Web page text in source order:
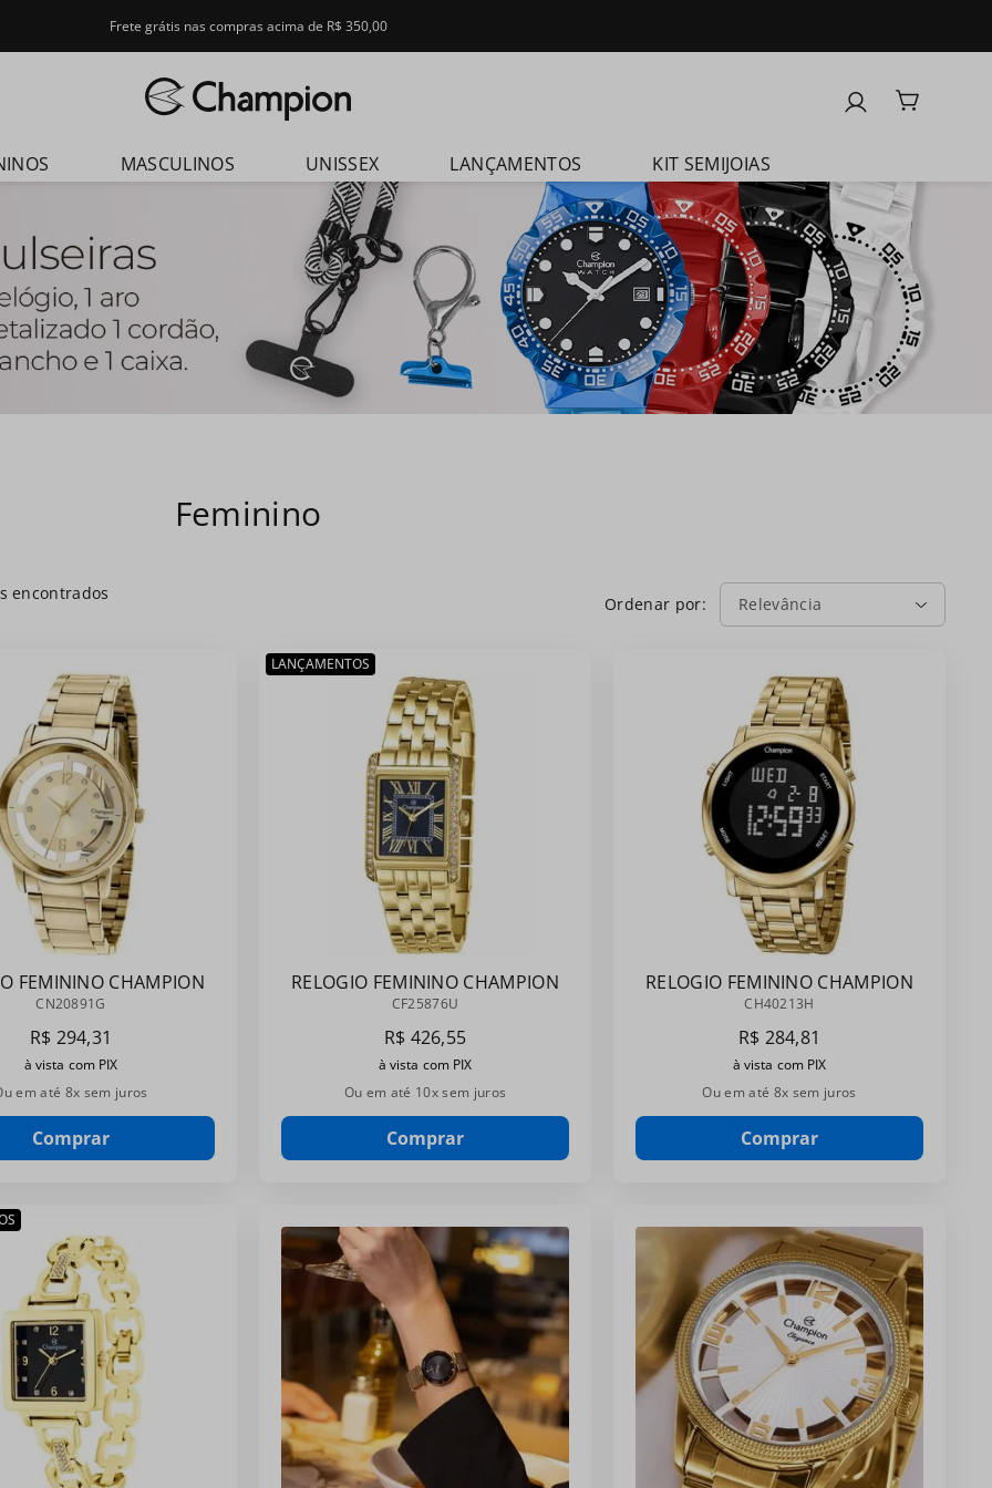
Frete grátis nas compras acima de R$ 350,00
MASCULINOS UNISSEX LANÇAMENTOS KIT SEMIJOIAS
Feminino
Relevância
FEMININO CHAMPION
CN20891G
CN20891G
R$ 294,31
à vista com PIX
em até 8x sem juros
Comprar
LANÇAMENTOS
RELOGIO FEMININO CHAMPION
CF25876U
CF25876U
R$ 426,55
à vista com PIX
Ou em até 10x sem juros
Comprar
RELOGIO FEMININO CHAMPION
CH40213H
CH40213H
R$ 284,81
à vista com PIX
Ou em até 8x sem juros
Comprar